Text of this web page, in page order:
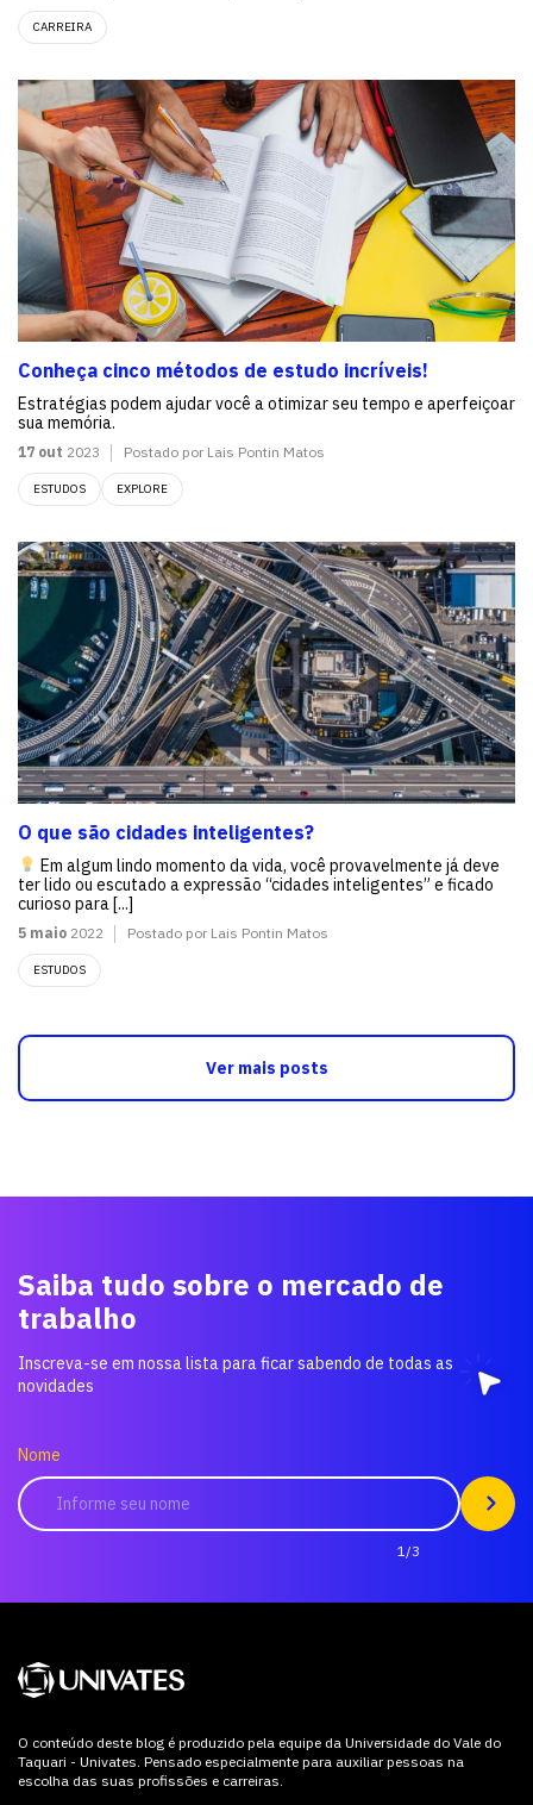
CARREIRA
Conheça cinco métodos de estudo incríveis!
Estratégias podem ajudar você a otimizar seu tempo e aperfeiçoar
sua memória.
17 out 2023 Postado por Lais Pontin Matos
ESTUDOS EXPLORE
O que são cidades inteligentes?
Em algum lindo momento da vida, você provavelmente já deve
ter lido ou escutado a expressão “cidades inteligentes” e ficado
curioso para [...]
5 maio 2022 Postado por Lais Pontin Matos
ESTUDOS
Ver mais posts
Saiba tudo sobre o mercado de
trabalho
Inscreva-se em nossa lista para ficar sabendo de todas as
novidades
Nome
1/3
O conteúdo deste blog é produzido pela equipe da Universidade do Vale do
Taquari - Univates. Pensado especialmente para auxiliar pessoas na
escolha das suas profissões e carreiras.